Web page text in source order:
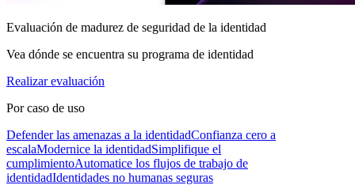
Evaluación de madurez de seguridad de la identidad
Vea dónde se encuentra su programa de identidad
Realizar evaluación
Por caso de uso
Defender las amenazas a la identidadConfianza cero a
escalaModernice la identidadSimplifique el
cumplimientoAutomatice los flujos de trabajo de
identidadIdentidades no humanas seguras